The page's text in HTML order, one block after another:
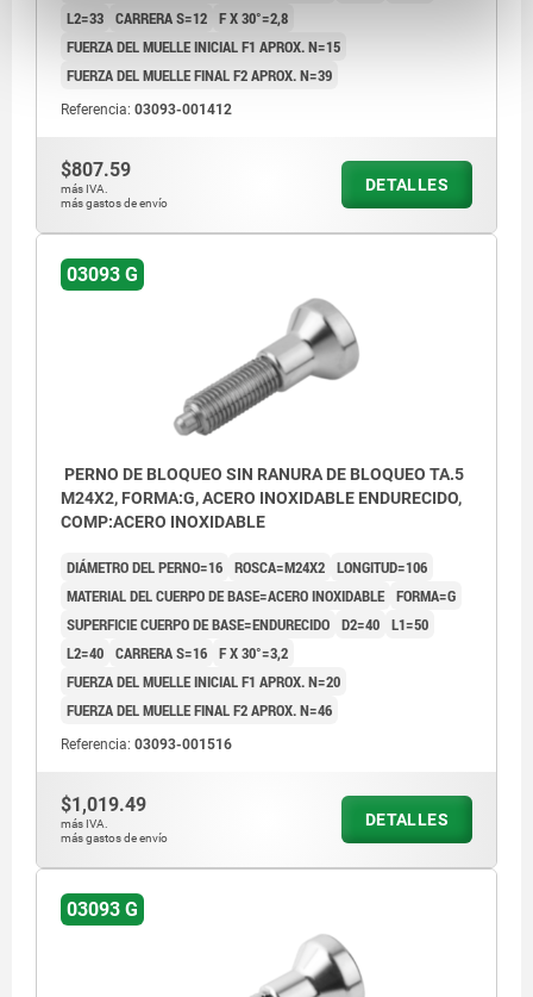
L2=33 CARRERA S=12 F X 30°=2,8
FUERZA DEL MUELLE INICIAL F1 APROX. N=15
FUERZA DEL MUELLE FINAL F2 APROX. N=39
Referencia: 03093-001412
$807.59
más IVA.
más gastos de envío
DETALLES
03093 G
PERNO DE BLOQUEO SIN RANURA DE BLOQUEO TA.5
M24X2, FORMA:G, ACERO INOXIDABLE ENDURECIDO,
COMP:ACERO INOXIDABLE
DIÁMETRO DEL PERNO=16 ROSCA=M24X2 LONGITUD=106
MATERIAL DEL CUERPO DE BASE=ACERO INOXIDABLE FORMA=G
SUPERFICIE CUERPO DE BASE=ENDURECIDO D2=40 L1=50
L2=40 CARRERA S=16 F X 30°=3,2
FUERZA DEL MUELLE INICIAL F1 APROX. N=20
FUERZA DEL MUELLE FINAL F2 APROX. N=46
Referencia: 03093-001516
$1,019.49
más IVA.
más gastos de envío
DETALLES
03093 G